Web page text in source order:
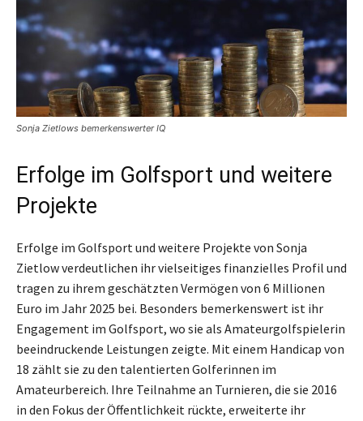
Sonja Zietlows bemerkenswerter IQ
Erfolge im Golfsport und weitere
Projekte
Erfolge im Golfsport und weitere Projekte von Sonja
Zietlow verdeutlichen ihr vielseitiges finanzielles Profil und
tragen zu ihrem geschätzten Vermögen von 6 Millionen
Euro im Jahr 2025 bei. Besonders bemerkenswert ist ihr
Engagement im Golfsport, wo sie als Amateurgolfspielerin
beeindruckende Leistungen zeigte. Mit einem Handicap von
18 zählt sie zu den talentierten Golferinnen im
Amateurbereich. Ihre Teilnahme an Turnieren, die sie 2016
in den Fokus der Öffentlichkeit rückte, erweiterte ihr